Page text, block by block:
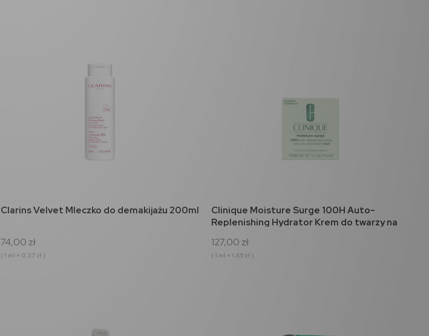
do koszyka
Clarins Velvet Mleczko do demakijażu 200ml
74,00 zł
( 1 ml = 0,37 zł )
do koszyka
Clinique Moisture Surge 100H Auto-
Replenishing Hydrator Krem do twarzy na
127,00 zł
( 1 ml = 1,69 zł )